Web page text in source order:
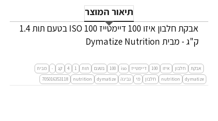
תיאור המוצר
אבקת חלבון איזו 100 דיימטייז ISO 100 בטעם תות 1.4
ק"ג - מבית Dymatize Nutrition
אבקת חלבון איזו 100 דיימטייז iso
100 בטעם תות 1
4 קג -
מבית
dymatize
nutrition חלבון מי גבינה dymatize
nutrition
705016353118